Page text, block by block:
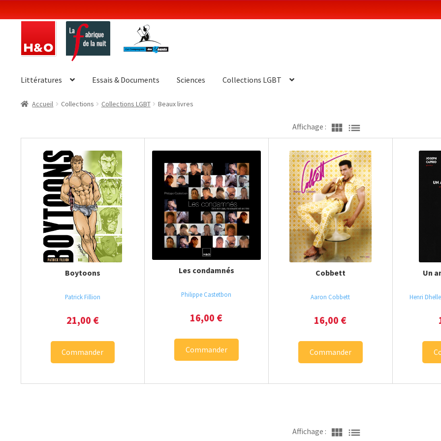
la
contenu
Littératures Essais & Documents Sciences Collections LGBT
Accueil Collections Collections LGBT Beaux livres
Affichage : view_module list
Boytoons
Patrick Fillion
21,00 €
Commander
Les condamnés
Philippe Castetbon
16,00 €
Commander
Cobbett
Aaron Cobbett
16,00 €
Commander
Un
Henri
Affichage : view_module list